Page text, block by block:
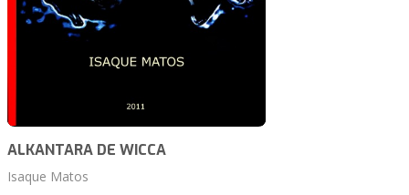
ALKANTARA DE WICCA
Isaque Matos